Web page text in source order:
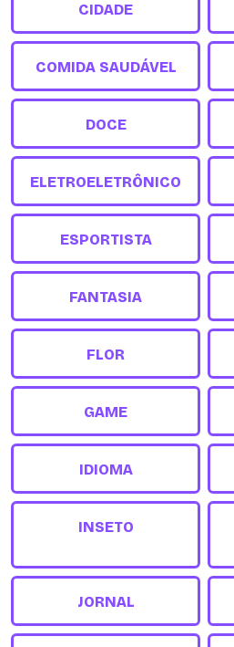
CIDADE
COMIDA SAUDÁVEL
DOCE
ELETROELETRÔNICO
ESPORTISTA
FANTASIA
FLOR
GAME
IDIOMA
INSETO
JORNAL